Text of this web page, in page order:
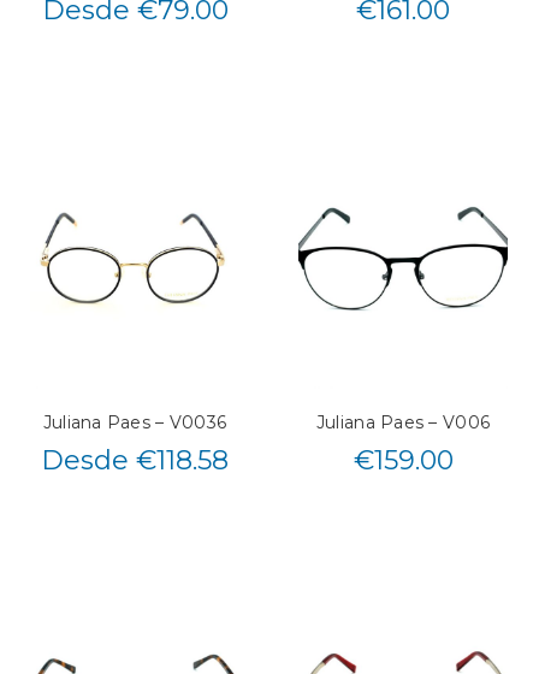
Desde €79.00 €161.00
Juliana Paes – V0036
Desde €118.58
Juliana Paes – V006
€159.00